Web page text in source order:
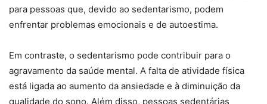
para pessoas que, devido ao sedentarismo, podem
enfrentar problemas emocionais e de autoestima.
Em contraste, o sedentarismo pode contribuir para o
agravamento da saúde mental. A falta de atividade física
está ligada ao aumento da ansiedade e à diminuição da
qualidade do sono. Além disso, pessoas sedentárias